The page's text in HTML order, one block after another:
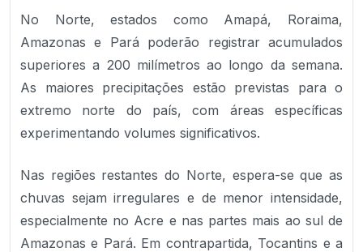
No Norte, estados como Amapá, Roraima,
Amazonas e Pará poderão registrar acumulados
superiores a 200 milímetros ao longo da semana.
As maiores precipitações estão previstas para o
extremo norte do país, com áreas específicas
experimentando volumes significativos.
Nas regiões restantes do Norte, espera-se que as
chuvas sejam irregulares e de menor intensidade,
especialmente no Acre e nas partes mais ao sul de
Amazonas e Pará. Em contrapartida, Tocantins e a